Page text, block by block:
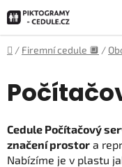
na
obsah
Domů
/ Firemní cedule 🔲 /
Cedule Počítačový
značení prostor a
Nabízíme je v plastu